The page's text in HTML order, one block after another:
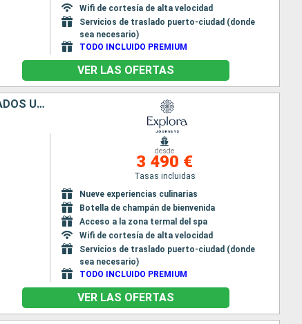
Wifi de cortesía de alta velocidad
Servicios de traslado puerto-ciudad (donde
sea necesario)
TODO INCLUIDO PREMIUM
VER LAS OFERTAS
PORTO RICO, FRANCIA, ANTIGUA Y BARBUDA, GUADALUPE, BAHAMAS, ESTADOS UNIDOS
desde
3 490 €
Tasas incluidas
Nueve experiencias culinarias
Botella de champán de bienvenida
Acceso a la zona termal del spa
Wifi de cortesía de alta velocidad
Servicios de traslado puerto-ciudad (donde
sea necesario)
TODO INCLUIDO PREMIUM
VER LAS OFERTAS